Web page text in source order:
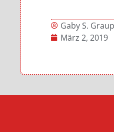
Gaby S.
März 2, 2019